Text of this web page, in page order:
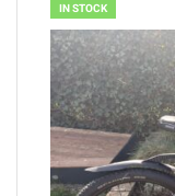
IN STOCK